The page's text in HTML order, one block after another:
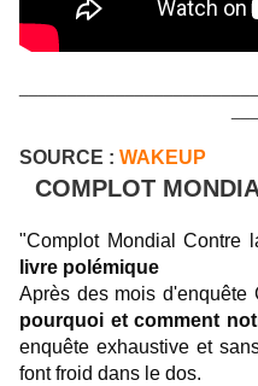
SOURCE : WAKEUP
COMPLOT
"Complot Mondial Contre
livre polémique
Après des mois d'enquête
pourquoi et comment
enquête exhaustive et
font froid dans le dos.